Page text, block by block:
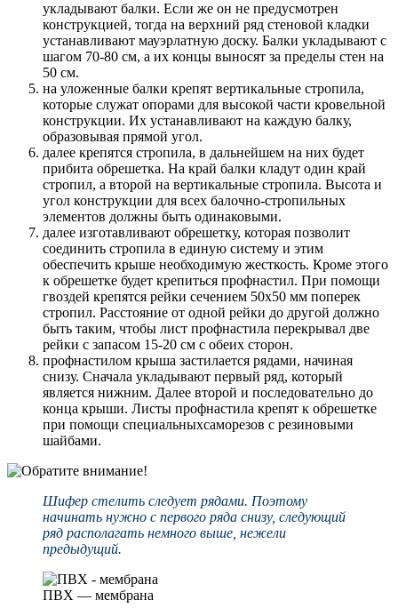
укладывают балки. Если же он не предусмотрен
конструкцией, тогда на верхний ряд стеновой кладки
устанавливают мауэрлатную доску. Балки укладывают с
шагом 70-80 см, а их концы выносят за пределы стен на
50 см.
на уложенные балки крепят вертикальные стропила,
которые служат опорами для высокой части кровельной
конструкции. Их устанавливают на каждую балку,
образовывая прямой угол.
далее крепятся стропила, в дальнейшем на них будет
прибита обрешетка. На край балки кладут один край
стропил, а второй на вертикальные стропила. Высота и
угол конструкции для всех балочно-стропильных
элементов должны быть одинаковыми.
далее изготавливают обрешетку, которая позволит
соединить стропила в единую систему и этим
обеспечить крыше необходимую жесткость. Кроме этого
к обрешетке будет крепиться профнастил. При помощи
гвоздей крепятся рейки сечением 50х50 мм поперек
стропил. Расстояние от одной рейки до другой должно
быть таким, чтобы лист профнастила перекрывал две
рейки с запасом 15-20 см с обеих сторон.
профнастилом крыша застилается рядами, начиная
снизу. Сначала укладывают первый ряд, который
является нижним. Далее второй и последовательно до
конца крыши. Листы профнастила крепят к обрешетке
при помощи специальныхсаморезов с резиновыми
шайбами.
Шифер стелить следует рядами. Поэтому
начинать нужно с первого ряда снизу, следующий
ряд располагать немного выше, нежели
предыдущий.
ПВХ — мембрана